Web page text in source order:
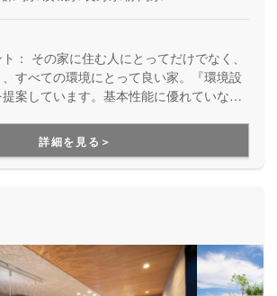
： その家に住む人にとってだけでなく、
すべての環境にとって良い家。『環境設
案しています。基本性能に優れていなが
宅を提供しています。
詳細を見る＞